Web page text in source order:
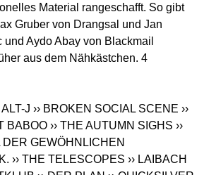
Material rangeschafft. So gibt
Gruber von Drangsal und Jan
und Aydo Abay von Blackmail
aus dem Nähkästchen. 4
ALT-J ›› BROKEN SOCIAL SCENE ››
BABOO ›› THE AUTUMN SIGHS ››
DER GEWÖHNLICHEN
›› THE TELESCOPES ›› LAIBACH